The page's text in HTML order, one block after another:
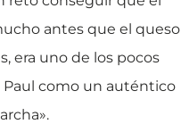
antes que el queso
era uno de los pocos
Paul como un auténtico